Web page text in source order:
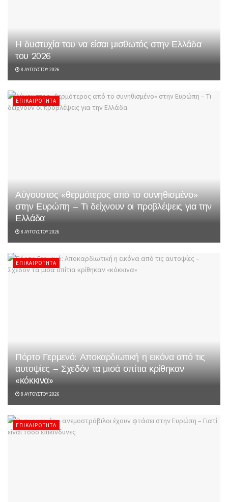
Η δυστυχία του να είσαι μισθωτός στην Ελλάδα
του 2026
8 ΑΥΓΟΎΣΤΟΥ 2026
ΕΠΙΚΑΙΡΌΤΗΤΑ
Αύγουστος «θερμότερος από το συνηθισμένο»
στην Ευρώπη – Τι δείχνουν οι προβλέψεις για την
Ελλάδα
8 ΑΥΓΟΎΣΤΟΥ 2026
ΕΠΙΚΑΙΡΌΤΗΤΑ
Πόρτο Γερμενό: Αποκαρδιωτική η εικόνα από τις
αυτοψίες – Σχεδόν τα μισά σπίτια κρίθηκαν
«κόκκινα»
8 ΑΥΓΟΎΣΤΟΥ 2026
ΕΠΙΚΑΙΡΌΤΗΤΑ